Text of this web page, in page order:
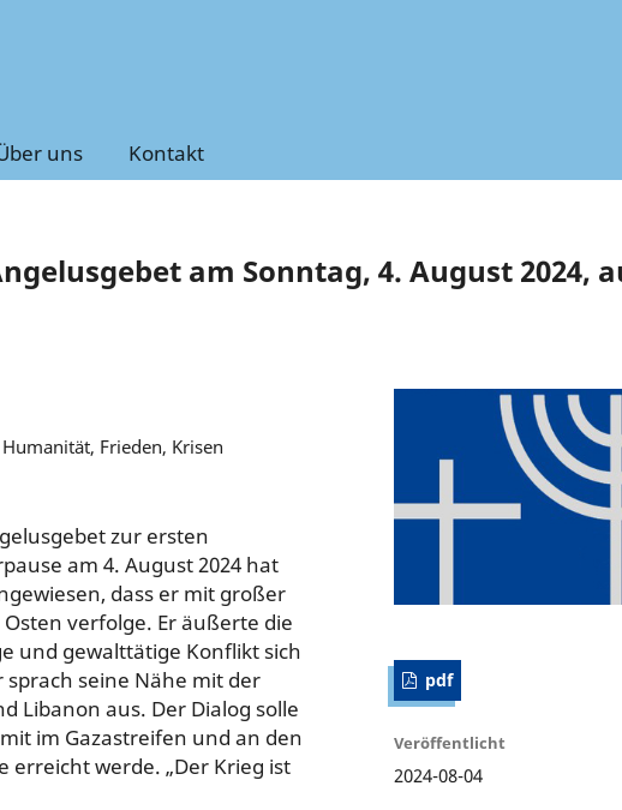
uns Kontakt
am Sonntag, 4. August 2024,
Frieden, Krisen
zur ersten
am 4. August 2024 hat
dass er mit großer
verfolge. Er äußerte die
und gewalttätige Konflikt sich
seine Nähe mit der
Libanon aus. Der Dialog solle
im Gazastreifen und an den
werde. „Der Krieg ist
pdf
Veröffentlicht
2024-08-04